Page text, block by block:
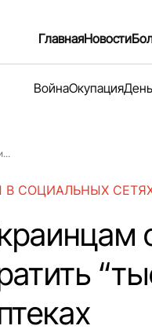
ГлавнаяНовости
ВойнаОкупация
В СОЦИАЛЬНЫХ